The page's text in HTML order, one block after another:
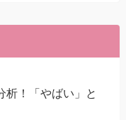
析！「やばい」と